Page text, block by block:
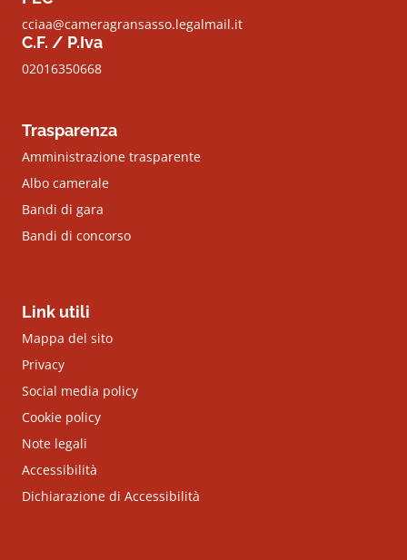
cciaa@cameragransasso.legalmail.it
C.F. / P.Iva
02016350668
Trasparenza
Amministrazione trasparente
Albo camerale
Bandi di gara
Bandi di concorso
Link utili
Mappa del sito
Privacy
Social media policy
Cookie policy
Note legali
Accessibilità
Dichiarazione di Accessibilità